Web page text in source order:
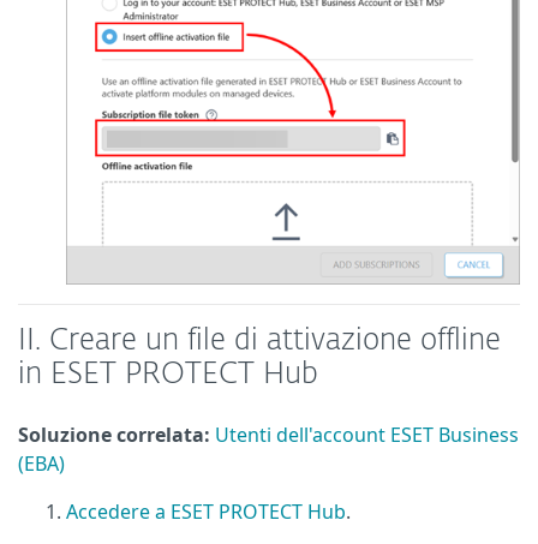
II. Creare un file di attivazione offline
in ESET PROTECT Hub
Soluzione correlata: Utenti dell'account ESET Business
(EBA)
Accedere a ESET PROTECT Hub.